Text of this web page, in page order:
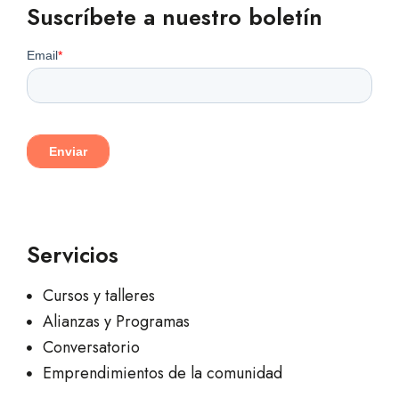
Suscríbete a nuestro boletín
Servicios
Cursos y talleres
Alianzas y Programas
Conversatorio
Emprendimientos de la comunidad